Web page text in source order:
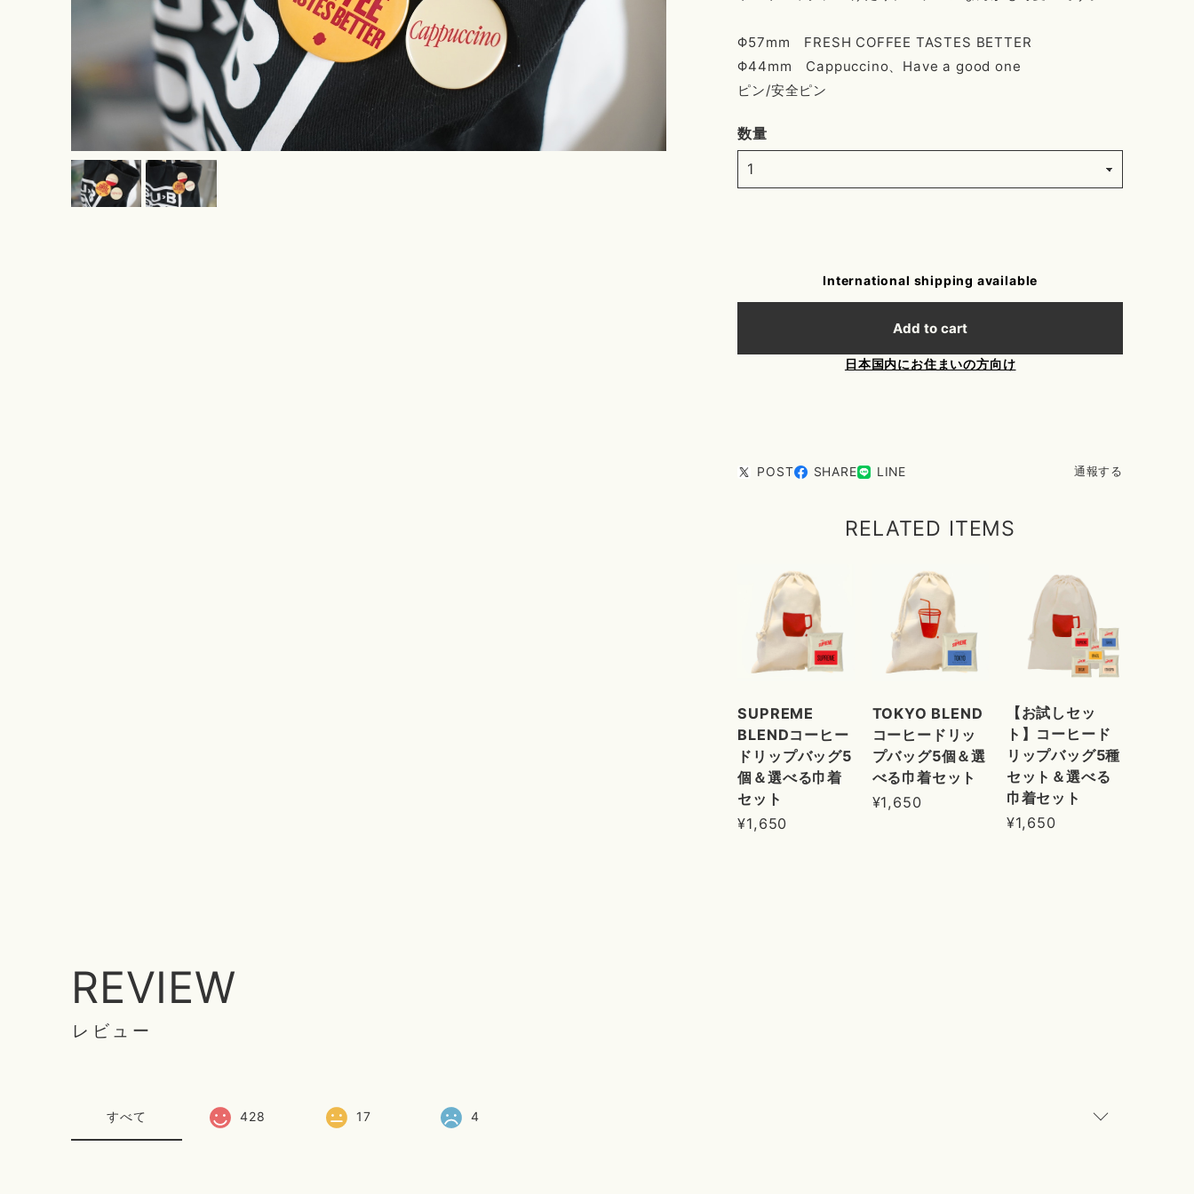
Φ57mm FRESH COFFEE TASTES BETTER
Φ44mm Cappuccino、Have a good one
ピン/安全ピン
数量
International shipping available
Add to cart
日本国内にお住まいの方向け
POST SHARE LINE 通報する
RELATED ITEMS
SUPREME
BLENDコーヒー
ドリップバッグ5
個＆選べる巾着
セット
¥1,650
TOKYO BLEND
コーヒードリッ
プバッグ5個＆選
べる巾着セット
¥1,650
【お試しセッ
ト】コーヒード
リップバッグ5種
セット＆選べる
巾着セット
¥1,650
REVIEW
レビュー
すべて 428 17 4